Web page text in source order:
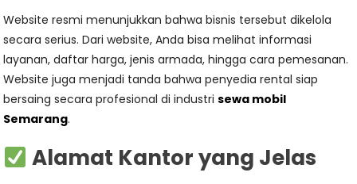
Website resmi menunjukkan bahwa bisnis tersebut dikelola
secara serius. Dari website, Anda bisa melihat informasi
layanan, daftar harga, jenis armada, hingga cara pemesanan.
Website juga menjadi tanda bahwa penyedia rental siap
bersaing secara profesional di industrisewa mobil
Semarang.
Alamat Kantor yang Jelas